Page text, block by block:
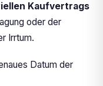
Kaufvertrags
oder der
Irrtum.
Datum der